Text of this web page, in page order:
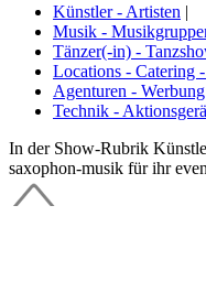
Künstler - Artisten |
Musik -
Tänzer(-in) -
Locations - Catering
Agenturen - Werbung
Technik -
In der Show-Rubrik
saxophon-musik für ihr